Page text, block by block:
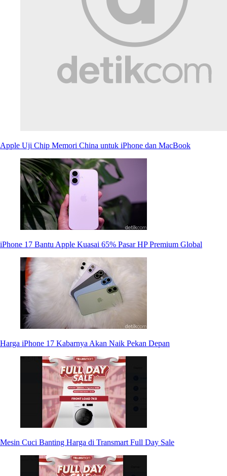
Apple Uji Chip Memori China untuk iPhone dan MacBook
iPhone 17 Bantu Apple Kuasai 65% Pasar HP Premium Global
Harga iPhone 17 Kabarnya Akan Naik Pekan Depan
Mesin Cuci Banting Harga di Transmart Full Day Sale